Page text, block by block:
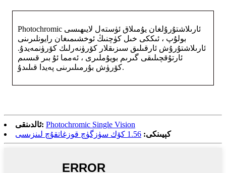
Photochromic ئارىلاشتۇرۇلغان يۇمىلاق ئۈستەل لايىھىسى
بولۇپ ، ئىككى خىل كۈچنىڭ ئوخشىمىغان رايونلىرىنى
ئارىلاشتۇرۇش ئارقىلىق سىزىقلار كۆرۈنەرلىك كۆرۈنمەيدۇ.
ئارتۇقچىلىقى گىرىم بويۇملىرى ، ئەمما ئۇ بىر قىسىم
كۆرۈش بۇرمىلىرىنى پەيدا قىلىدۇ.
ئالدىنقى: Photochromic Single Vision
كېيىنكى: 1.56 كۆك سۈزگۈچ قوزغاتقۇچ لىنزىسى